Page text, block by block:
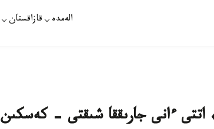
الەمدە قازاقستان
اتتى ءانى جارىققا شىقتى - كەسكىن